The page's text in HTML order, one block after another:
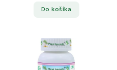
Do košíka